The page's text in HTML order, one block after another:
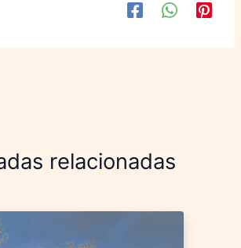
relacionadas